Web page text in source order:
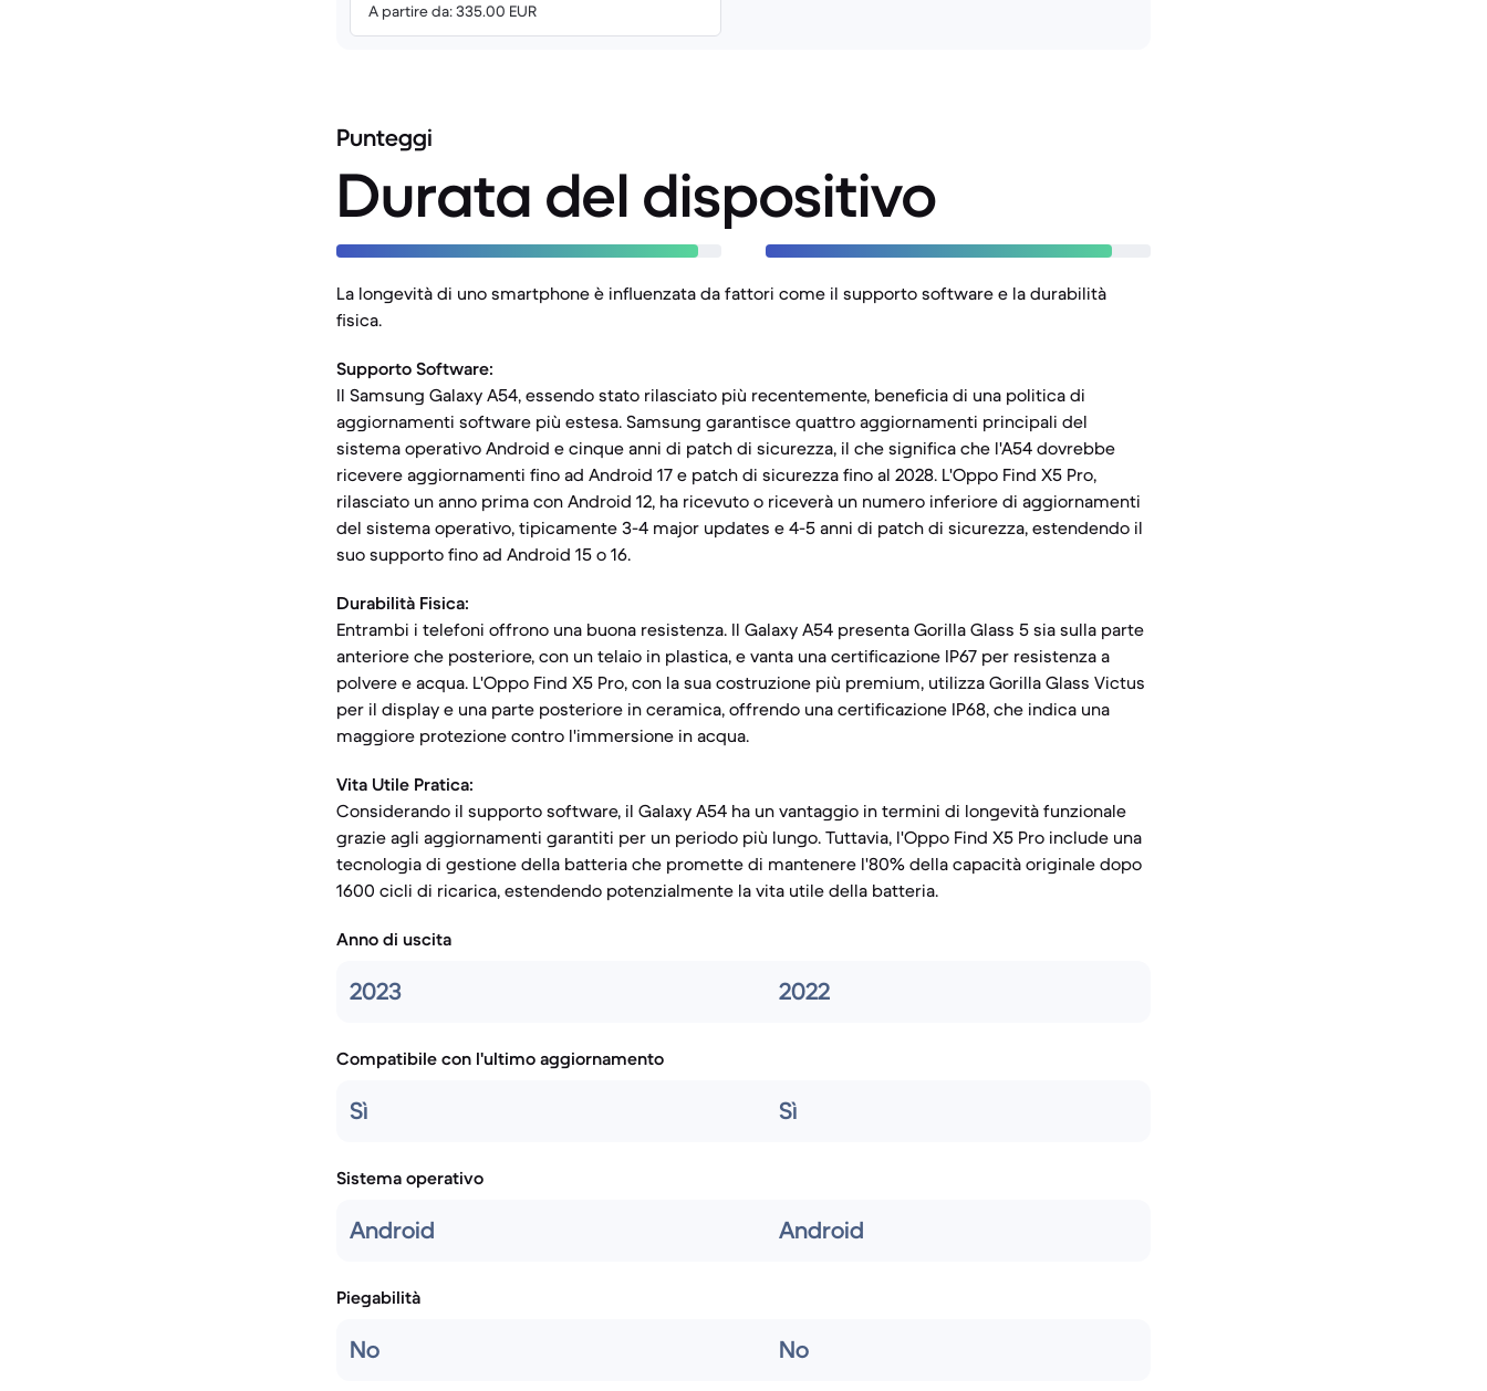
A partire da: 335.00 EUR
Punteggi
Durata del dispositivo
La longevità di uno smartphone è influenzata da fattori come il supporto software e la durabilità
fisica.
Supporto Software:
Il Samsung Galaxy A54, essendo stato rilasciato più recentemente, beneficia di una politica di
aggiornamenti software più estesa. Samsung garantisce quattro aggiornamenti principali del
sistema operativo Android e cinque anni di patch di sicurezza, il che significa che l'A54 dovrebbe
ricevere aggiornamenti fino ad Android 17 e patch di sicurezza fino al 2028. L'Oppo Find X5 Pro,
rilasciato un anno prima con Android 12, ha ricevuto o riceverà un numero inferiore di aggiornamenti
del sistema operativo, tipicamente 3-4 major updates e 4-5 anni di patch di sicurezza, estendendo il
suo supporto fino ad Android 15 o 16.
Durabilità Fisica:
Entrambi i telefoni offrono una buona resistenza. Il Galaxy A54 presenta Gorilla Glass 5 sia sulla parte
anteriore che posteriore, con un telaio in plastica, e vanta una certificazione IP67 per resistenza a
polvere e acqua. L'Oppo Find X5 Pro, con la sua costruzione più premium, utilizza Gorilla Glass Victus
per il display e una parte posteriore in ceramica, offrendo una certificazione IP68, che indica una
maggiore protezione contro l'immersione in acqua.
Vita Utile Pratica:
Considerando il supporto software, il Galaxy A54 ha un vantaggio in termini di longevità funzionale
grazie agli aggiornamenti garantiti per un periodo più lungo. Tuttavia, l'Oppo Find X5 Pro include una
tecnologia di gestione della batteria che promette di mantenere l'80% della capacità originale dopo
1600 cicli di ricarica, estendendo potenzialmente la vita utile della batteria.
Anno di uscita
2023 2022
Compatibile con l'ultimo aggiornamento
Sì Sì
Sistema operativo
Android Android
Piegabilità
No No